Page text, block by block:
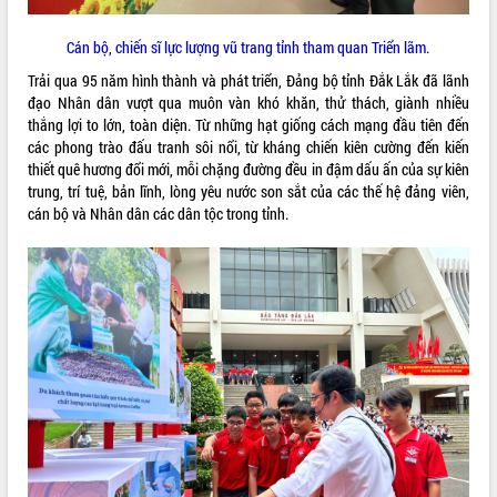
Hội thảo góp ý hồ sơ điều chỉnh quy
tầm nhìn đến năm 2050
Nâng cao hiệu quả hoạt động của các
doanh nghiệp nhà nước
Hội nghị triển khai kết nối mạng
truyền số liệu chuyên dùng phục vụ cơ
quan Đảng, Nhà nước
Lễ phát động chuỗi hoạt động chung
tay làm sạch môi trường
Xã Ea Kar bước chuyển mình trong
công tác cải cách hành chính mô hình
mới
UBND tỉnh họp báo định kỳ tháng 4
năm 2026
Hội thảo khoa học “Giải pháp thúc đẩy
phát triển nền kinh tế xanh tại tỉnh
Đắk Lắk”
Tăng cường giám sát, đôn đốc thực
hiện nhiệm vụ quản lý tài sản công
hàng tuần
Cán bộ, chiến sĩ lực lượng vũ trang tỉnh tham quan Triển lãm.
Trải qua 95 năm hình thành và phát triển, Đảng bộ tỉnh Đắk Lắk đã lãnh
đạo Nhân dân vượt qua muôn vàn khó khăn, thử thách, giành nhiều
thắng lợi to lớn, toàn diện. Từ những hạt giống cách mạng đầu tiên đến
các phong trào đấu tranh sôi nổi, từ kháng chiến kiên cường đến kiến
thiết quê hương đổi mới, mỗi chặng đường đều in đậm dấu ấn của sự kiên
trung, trí tuệ, bản lĩnh, lòng yêu nước son sắt của các thế hệ đảng viên,
cán bộ và Nhân dân các dân tộc trong tỉnh.